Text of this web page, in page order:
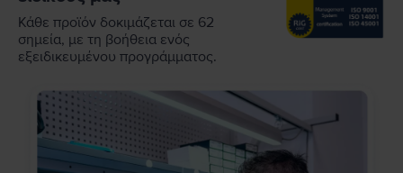
Κάθε προϊόν δοκιμάζεται σε 62
σημεία, με τη βοήθεια ενός
εξειδικευμένου προγράμματος.